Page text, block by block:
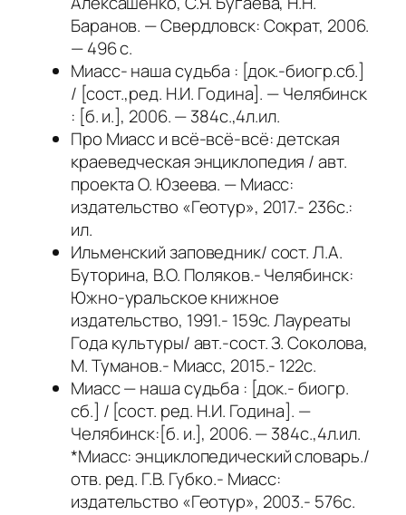
Баранов. — Свердловск: Сократ, 2006.
— 496 с.
Миасс- наша судьба : [док.-биогр.сб.]
/ [сост.,ред. Н.И. Година]. — Челябинск
: [б. и.], 2006. — 384с.,4л.ил.
Про Миасс и всё-всё-всё: детская
краеведческая энциклопедия / авт.
проекта О. Юзеева. — Миасс:
издательство «Геотур», 2017.- 236с.:
ил.
Ильменский заповедник/ сост. Л.А.
Буторина, В.О. Поляков.- Челябинск:
Южно-уральское книжное
издательство, 1991.- 159с. Лауреаты
Года культуры/ авт.-сост. З. Соколова,
М. Туманов.- Миасс, 2015.- 122с.
Миасс — наша судьба : [док.- биогр.
сб.] / [сост. ред. Н.И. Година]. —
Челябинск:[б. и.], 2006. — 384с.,4л.ил.
*Миасс: энциклопедический словарь./
отв. ред. Г.В. Губко.- Миасс:
издательство «Геотур», 2003.- 576с.